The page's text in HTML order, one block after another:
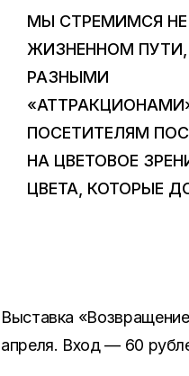
МЫ СТРЕМИМСЯ НЕ
ЖИЗНЕННОМ ПУТИ,
РАЗНЫМИ
ПОСЕТИТЕЛЯМ
НА ЦВЕТОВОЕ
ЦВЕТА, КОТОРЫЕ
Выставка
апреля. Вход — 60